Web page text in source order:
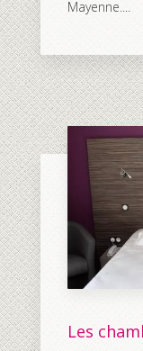
Mayenne....
Les